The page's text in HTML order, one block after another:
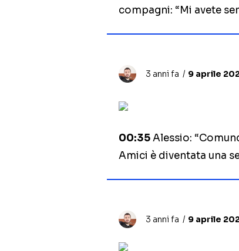
compagni: “Mi avete
3 anni fa 9 aprile
00:35Alessio:
Amici è diventata una
3 anni fa 9 aprile